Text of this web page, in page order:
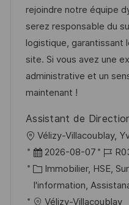
s
a
t
i
o
n
e
n
c
e
d
u
o
s
t
e
g
o
r
i
e
rejoindre notre équipe
serez responsable du
logistique, garantissant
site. Si vous avez une
administrative et un
maintenant !
Assistant de
o
c
Vélizy-Villacoublay,
D
a
t
e
2026-08-07
R
é
f
é
C
a
t
Immobilier, HSE,
I'information,
Vélizy-Villacoublay